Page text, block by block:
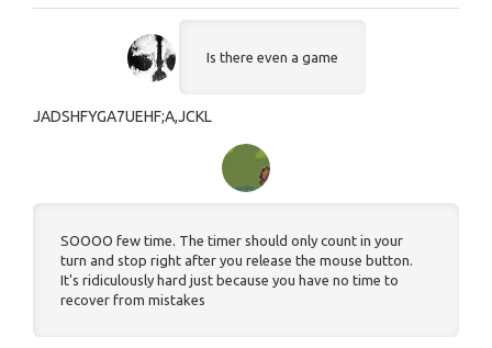
Is there even a game
JADSHFYGA7UEHF;A,JCKL
SOOOO few time. The timer should only count in your
turn and stop right after you release the mouse button.
It's ridiculously hard just because you have no time to
recover from mistakes